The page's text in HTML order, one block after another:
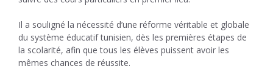
Il a souligné la nécessité d’une réforme véritable et globale
du système éducatif tunisien, dès les premières étapes de
la scolarité, afin que tous les élèves puissent avoir les
mêmes chances de réussite.